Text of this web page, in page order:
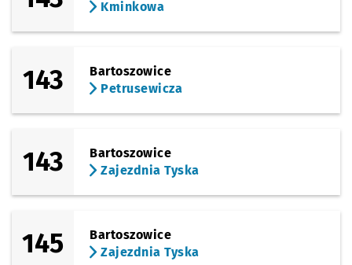
Kminkowa
143
Bartoszowice
Petrusewicza
143
Bartoszowice
Zajezdnia Tyska
145
Bartoszowice
Zajezdnia Tyska